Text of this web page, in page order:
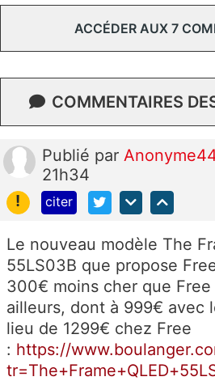
ACCÉDER AUX 7
COMMENTAIRES
Publié par
21h34
!
citer
Le nouveau modèle The
55LS03B que propose
300€ moins cher que
ailleurs, dont à 999€ avec
lieu de 1299€ chez Free
: https://